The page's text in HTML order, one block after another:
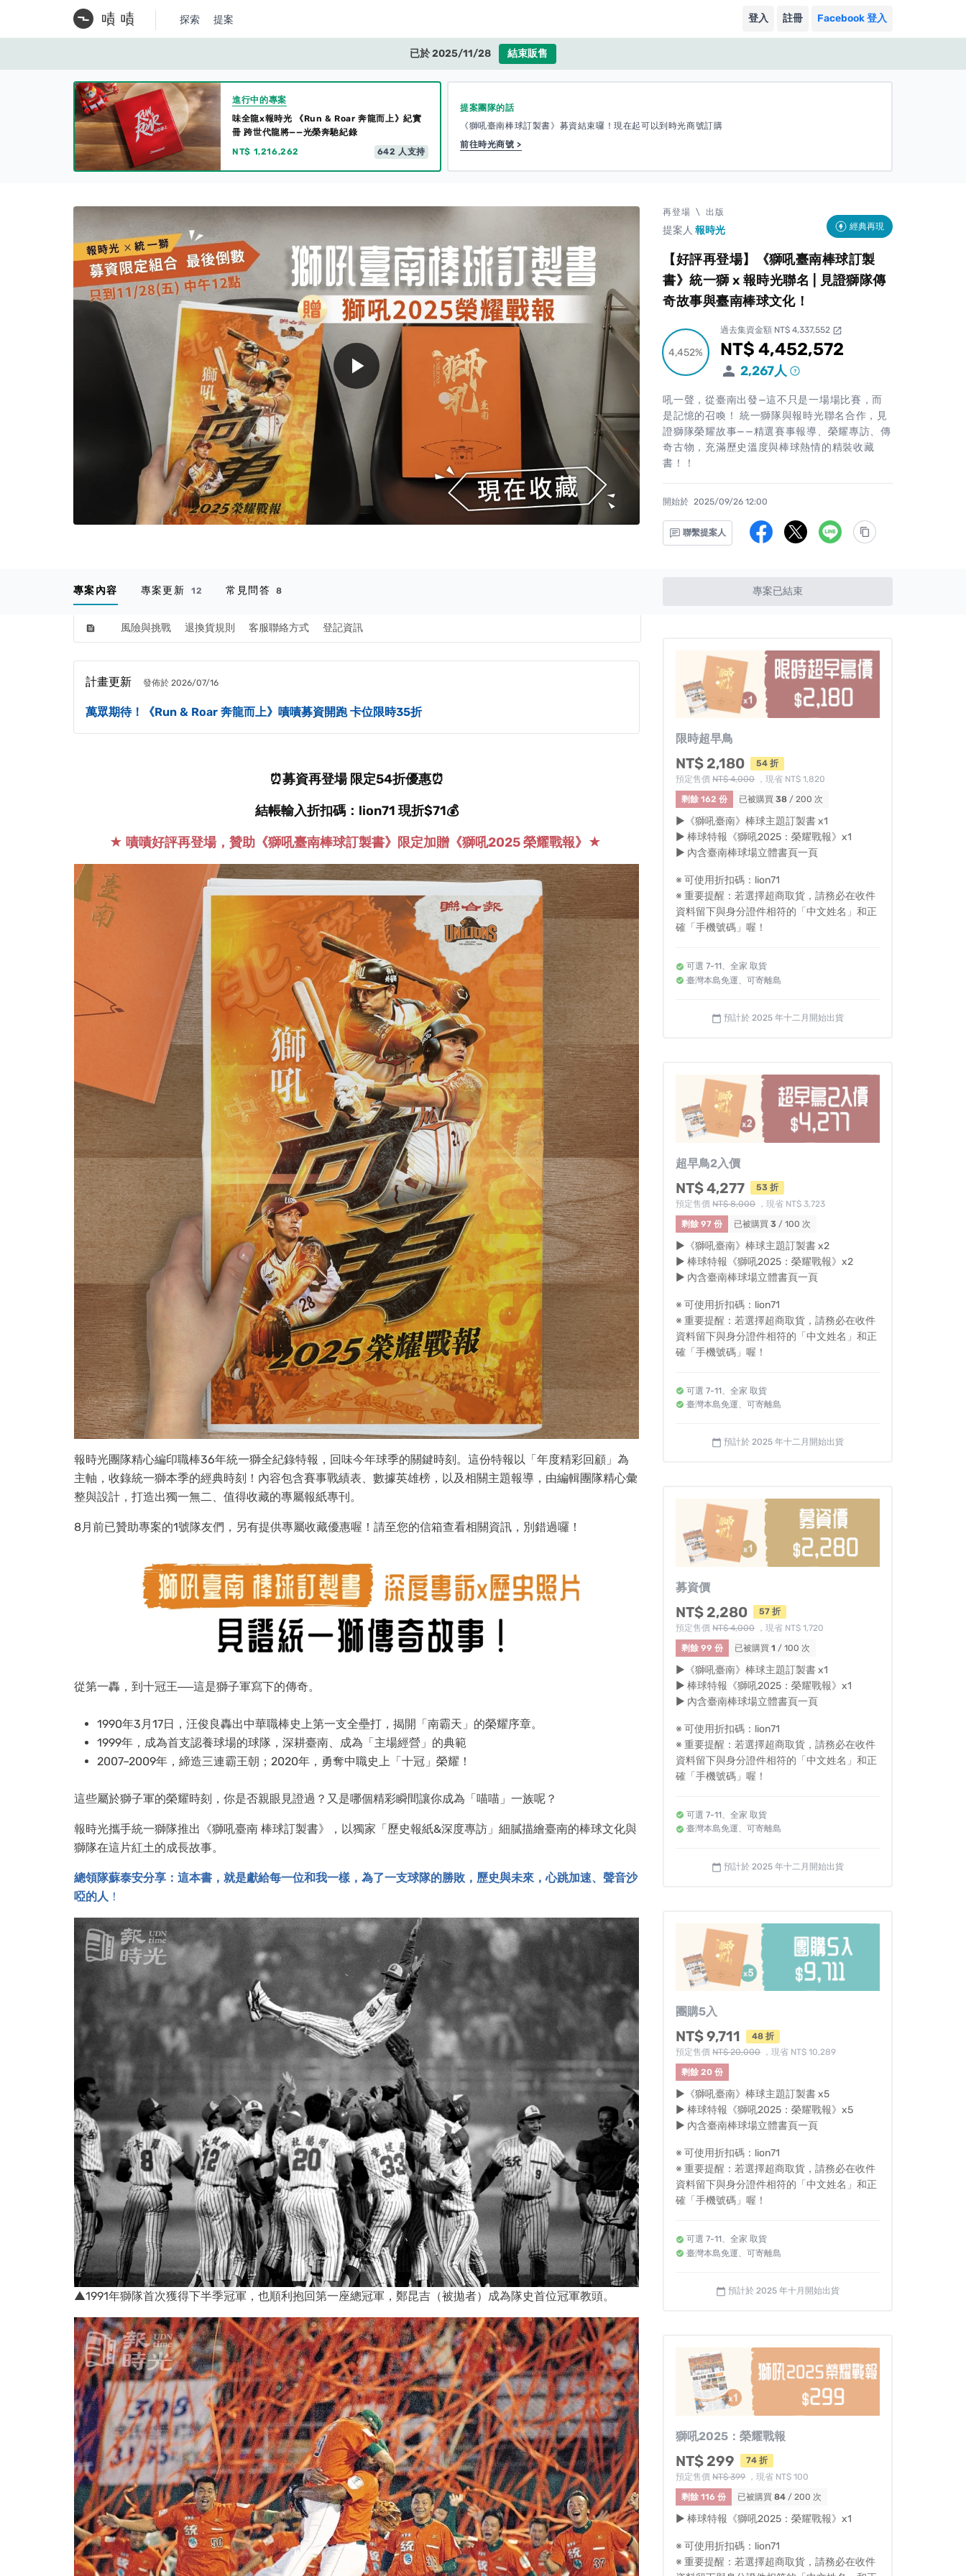
探索 提案 登入 註冊 Facebook 登入
已於 2025/11/28 結束販售
進行中的專案
味全龍x報時光 《Run & Roar 奔龍而上》紀實
冊 跨世代龍將——光榮奔馳紀錄
NT$ 1,216,262
642 人支持
提案團隊的話
《獅吼臺南棒球訂製書》募資結束囉！現在起可以到時光商號訂購
前往時光商號 >
play_arrow
再登場 \ 出版
提案人 報時光 經典再現
【好評再登場】《獅吼臺南棒球訂製
書》統一獅 x 報時光聯名 | 見證獅隊傳
奇故事與臺南棒球文化！
4,452%
4,452%
過去集資金額 NT$ 4,337,552 open_in_new
累計集資金額
NT$ 4,452,572
2,267人
吼一聲，從臺南出發—這不只是一場場比賽，而
是記憶的召喚！ 統一獅隊與報時光聯名合作，見
證獅隊榮耀故事——精選賽事報導、榮耀專訪、傳
奇古物，充滿歷史溫度與棒球熱情的精裝收藏
書！！
開始於 2025/09/26 12:00
聯繫提案人
feed 風險與挑戰 退換貨規則 客服聯絡方式 登記資訊
專案內容 專案更新 12 常見問答 8 專案已結束
計畫更新 發佈於 2026/07/16
萬眾期待！《Run & Roar 奔龍而上》嘖嘖募資開跑 卡位限時35折
⏰募資再登場 限定54折優惠⏰
結帳輸入折扣碼：lion71 現折$71💰️
★ 嘖嘖好評再登場，贊助《獅吼臺南棒球訂製書》限定加贈《獅吼2025 榮耀戰報》 ★
報時光團隊精心編印職棒36年統一獅全紀錄特報，回味今年球季的關鍵時刻。這份特報以「年度精彩回顧」為
主軸，收錄統一獅本季的經典時刻！內容包含賽事戰績表、數據英雄榜，以及相關主題報導，由編輯團隊精心彙
整與設計，打造出獨一無二、值得收藏的專屬報紙專刊。
8月前已贊助專案的1號隊友們，另有提供專屬收藏優惠喔！請至您的信箱查看相關資訊，別錯過囉！
從第一轟，到十冠王──這是獅子軍寫下的傳奇。
1990年3月17日，汪俊良轟出中華職棒史上第一支全壘打，揭開「南霸天」的榮耀序章。
1999年，成為首支認養球場的球隊，深耕臺南、成為「主場經營」的典範
2007–2009年，締造三連霸王朝；2020年，勇奪中職史上「十冠」榮耀！
這些屬於獅子軍的榮耀時刻，你是否親眼見證過？又是哪個精彩瞬間讓你成為「喵喵」一族呢？
報時光攜手統一獅隊推出《獅吼臺南 棒球訂製書》，以獨家「歷史報紙&深度專訪」細膩描繪臺南的棒球文化與
獅隊在這片紅土的成長故事。
總領隊蘇泰安分享：這本書，就是獻給每一位和我一樣，為了一支球隊的勝敗，歷史與未來，心跳加速、聲音沙
啞的人 ！
▲1991年獅隊首次獲得下半季冠軍，也順利抱回第一座總冠軍，鄭昆吉（被拋者）成為隊史首位冠軍教頭。
限時超早鳥
NT$ 2,180
54 折
預定售價NT$ 4,000，現省 NT$ 1,820
剩餘 162 份
已被購買38 / 200 次
▶《獅吼臺南》棒球主題訂製書 x1
▶ 棒球特報《獅吼2025：榮耀戰報》x1
▶ 內含臺南棒球場立體書頁一頁
※ 可使用折扣碼：lion71
※ 重要提醒：若選擇超商取貨，請務必在收件
資料留下與身分證件相符的「中文姓名」和正
確「手機號碼」喔！
可選 7-11、全家 取貨
臺灣本島免運、可寄離島
calendar_today 預計於 2025 年十二月開始出貨
超早鳥2入價
NT$ 4,277
53 折
預定售價NT$ 8,000，現省 NT$ 3,723
剩餘 97 份
已被購買3 / 100 次
▶《獅吼臺南》棒球主題訂製書 x2
▶ 棒球特報《獅吼2025：榮耀戰報》x2
▶ 內含臺南棒球場立體書頁一頁
※ 可使用折扣碼：lion71
※ 重要提醒：若選擇超商取貨，請務必在收件
資料留下與身分證件相符的「中文姓名」和正
確「手機號碼」喔！
可選 7-11、全家 取貨
臺灣本島免運、可寄離島
calendar_today 預計於 2025 年十二月開始出貨
募資價
NT$ 2,280
57 折
預定售價NT$ 4,000，現省 NT$ 1,720
剩餘 99 份
已被購買1 / 100 次
▶《獅吼臺南》棒球主題訂製書 x1
▶ 棒球特報《獅吼2025：榮耀戰報》x1
▶ 內含臺南棒球場立體書頁一頁
※ 可使用折扣碼：lion71
※ 重要提醒：若選擇超商取貨，請務必在收件
資料留下與身分證件相符的「中文姓名」和正
確「手機號碼」喔！
可選 7-11、全家 取貨
臺灣本島免運、可寄離島
calendar_today 預計於 2025 年十二月開始出貨
團購5入
NT$ 9,711
48 折
預定售價NT$ 20,000，現省 NT$ 10,289
剩餘 20 份
▶《獅吼臺南》棒球主題訂製書 x5
▶ 棒球特報《獅吼2025：榮耀戰報》x5
▶ 內含臺南棒球場立體書頁一頁
※ 可使用折扣碼：lion71
※ 重要提醒：若選擇超商取貨，請務必在收件
資料留下與身分證件相符的「中文姓名」和正
確「手機號碼」喔！
可選 7-11、全家 取貨
臺灣本島免運、可寄離島
calendar_today 預計於 2025 年十月開始出貨
獅吼2025：榮耀戰報
NT$ 299
74 折
預定售價NT$ 399，現省 NT$ 100
剩餘 116 份
已被購買84 / 200 次
▶ 棒球特報《獅吼2025：榮耀戰報》x1
※ 可使用折扣碼：lion71
※ 重要提醒：若選擇超商取貨，請務必在收件